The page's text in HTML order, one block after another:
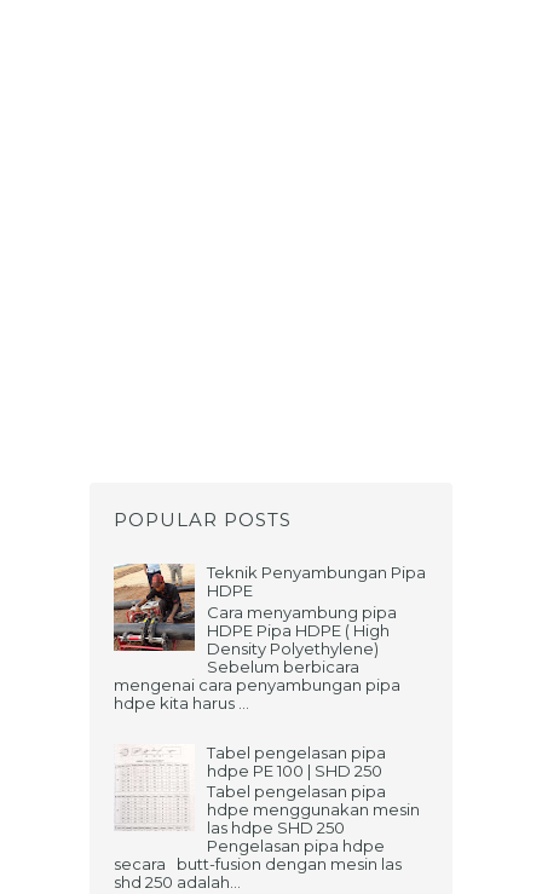
POPULAR POSTS
Teknik Penyambungan Pipa
HDPE
Cara menyambung pipa
HDPE Pipa HDPE ( High
Density Polyethylene)
Sebelum berbicara
mengenai cara penyambungan pipa
hdpe kita harus ...
Tabel pengelasan pipa
hdpe PE 100 | SHD 250
Tabel pengelasan pipa
hdpe menggunakan mesin
las hdpe SHD 250
Pengelasan pipa hdpe
secara butt-fusion dengan mesin las
shd 250 adalah...